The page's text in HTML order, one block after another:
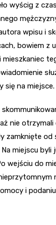
wyścig z
wpisu i
bowiem z
się na miejsce.
nie
zamknięte
miejscu
wejściu do
i